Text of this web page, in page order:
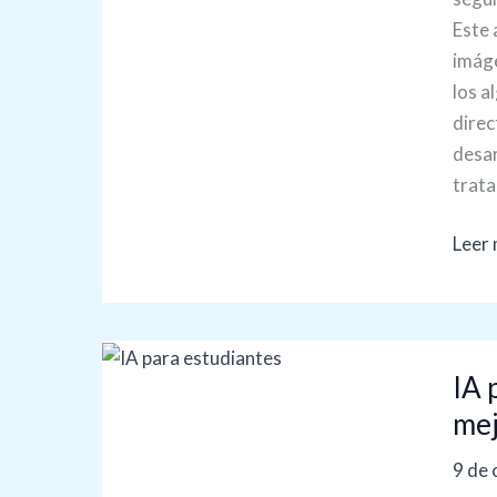
Este
los
vidas
Leer
IA
9 de
para
Cómo